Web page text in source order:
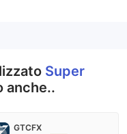
Super
anche..
GTCFX